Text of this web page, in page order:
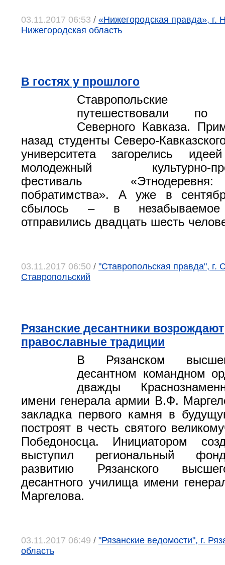
03.11.2017 06:53 / «Нижегородская правда», г.
Нижегородская область
В гостях у прошлого
путешествовали по
Северного Кавказа.
назад студенты Северо-
университета загорелись
молодежный культурно-
фестиваль
побратимства». А уже в
сбылось – в незабываемое
отправились двадцать шесть
03.11.2017 06:50 / "Ставропольская правда", г.
Ставропольский
Рязанские десантники возрождают
православные традиции
В Рязанском
десантном командном
дважды
имени генерала армии В.Ф.
закладка первого камня в
построят в честь святого
Победоносца. Инициатором
выступил региональный
развитию Рязанского
десантного училища имени
Маргелова.
03.11.2017 06:49 / "Рязанские ведомости", г.
область